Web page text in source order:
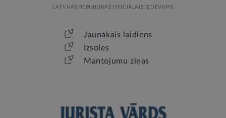
LATVIJAS REPUBLIKAS OFICIĀLAIS IZDEVUMS
Jaunākais laidiens
Izsoles
Mantojumu ziņas